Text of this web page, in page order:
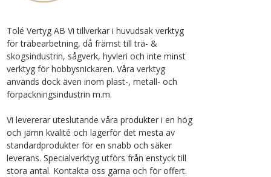
Tolé Vertyg AB Vi tillverkar i huvudsak verktyg
för träbearbetning, då främst till trä- &
skogsindustrin, sågverk, hyvleri och inte minst
verktyg för hobbysnickaren. Våra verktyg
används dock även inom plast-, metall- och
förpackningsindustrin m.m.
Vi levererar uteslutande våra produkter i en hög
och jämn kvalité och lagerför det mesta av
standardprodukter för en snabb och säker
leverans. Specialverktyg utförs från enstyck till
stora antal. Kontakta oss gärna och för offert.